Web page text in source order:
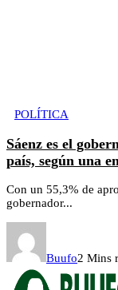
POLÍTICA
Sáenz es el
país, según una
Con un 55,3% de
gobernador...
Buufo2 Mins